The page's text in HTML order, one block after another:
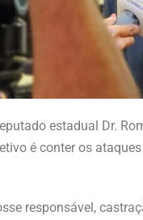
estadual Dr.
é conter os
responsável,